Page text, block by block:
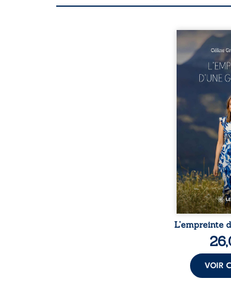
Que reste-t-
lorsque la
propres
d’une
détour, le
bouleversé
chronique,
et de longues
L’auteure y
dossiers
peur,
et le
L’empreinte
VOIR